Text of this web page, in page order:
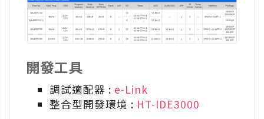
開發工具
調試適配器 : e-Link
整合型開發環境 : HT-IDE3000